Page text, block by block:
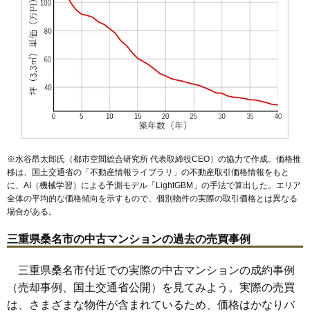
※水谷昂太郎氏（都市空間総合研究所 代表取締役CEO）の協力で作成。価格推
移は、国土交通省の「 不動産情報ライブラリ 」の不動産取引価格情報をもと
に、AI（機械学習）による予測モデル「LightGBM」の手法で算出した。エリア
全体の平均的な価格傾向を示すもので、個別物件の実際の取引価格とは異なる
場合がある。
三重県桑名市の中古マンションの過去の売買事例
三重県桑名市付近での実際の中古マンションの成約事例
（売却事例、国土交通省公開）を見てみよう。実際の売買
は、さまざまな物件が含まれているため、価格はかなりバ